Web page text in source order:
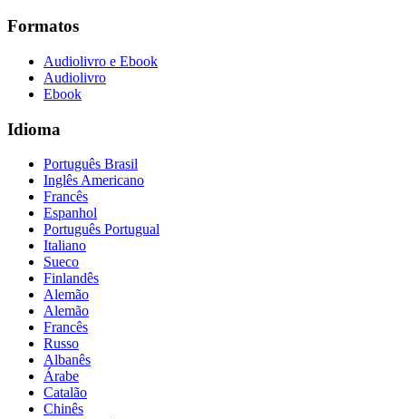
Formatos
Audiolivro e Ebook
Audiolivro
Ebook
Idioma
Português Brasil
Inglês Americano
Francês
Espanhol
Português Portugual
Italiano
Sueco
Finlandês
Alemão
Alemão
Francês
Russo
Albanês
Árabe
Catalão
Chinês